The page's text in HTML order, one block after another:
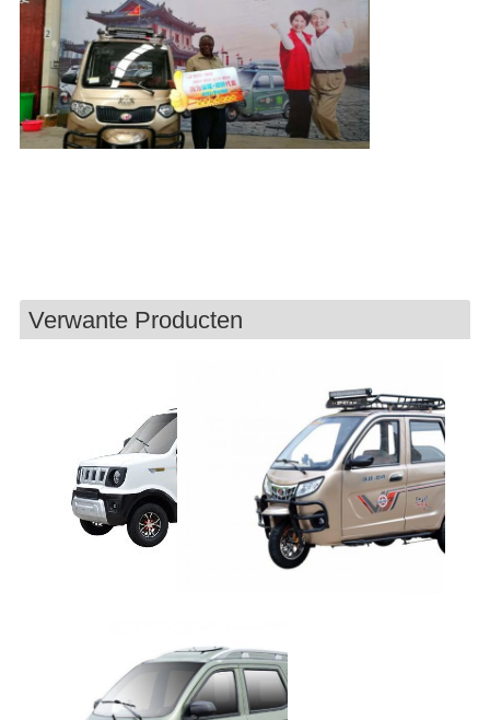
Verwante Producten